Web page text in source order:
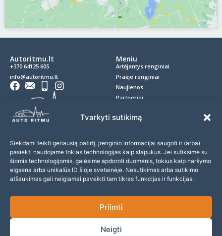
Tvarkyti sutikimą
Siekdami teikti geriausią patirtį, įrenginio informacijai saugoti ir (arba)
pasiekti naudojame tokias technologijas kaip slapukus. Jei sutiksime su
šiomis technologijomis, galėsime apdoroti duomenis, tokius kaip naršymo
elgsena arba unikalūs ID šioje svetainėje. Nesutikimas arba sutikimo
atšaukimas gali neigiamai paveikti tam tikras funkcijas ir funkcijas.
Priimti
Neigti
Autoritmu.lt
+370 64125 605
info@autoritmu.lt
Meniu
Artėjantys renginiai
Praėje renginiai
Naujienos
Partneriai
Privatumo politika
Prenumerata
Prenumeruokite naujienlaiškį ir nepraleiskite įdomių renginių!